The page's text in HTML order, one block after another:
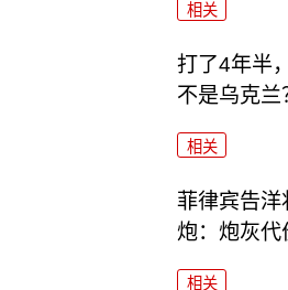
相关
打了4年半
不是乌克兰
相关
菲律宾告洋
炮：炮灰代
相关